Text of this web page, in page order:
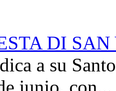
DI
a su
junio, con...